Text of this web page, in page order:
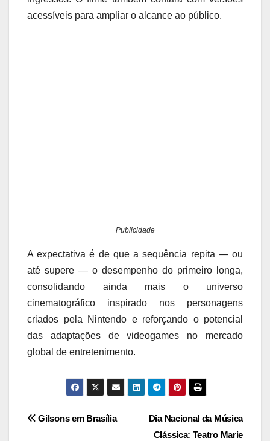
acessíveis para ampliar o alcance ao público.
Publicidade
A expectativa é de que a sequência repita — ou
até supere — o desempenho do primeiro longa,
consolidando ainda mais o universo
cinematográfico inspirado nos personagens
criados pela Nintendo e reforçando o potencial
das adaptações de videogames no mercado
global de entretenimento.
Navegação
Dia Nacional da Música
Clássica: Teatro Marie
Gilsons em Brasília